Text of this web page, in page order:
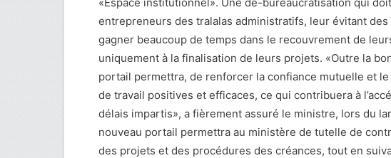
entrepreneurs des tralalas administratifs, leur évitant
gagner beaucoup de temps dans le recouvrement de
uniquement à la finalisation de leurs projets. «Outre la
portail permettra, de renforcer la confiance mutuelle et
de travail positives et efficaces, ce qui contribuera à
délais impartis», a fièrement assuré le ministre, lors du
nouveau portail permettra au ministère de tutelle de
des projets et des procédures des créances, tout en